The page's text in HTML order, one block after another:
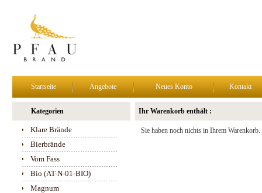
Startseite Angebote Neues Konto Kontakt
Kategorien
Klare Brände
Bierbrände
Vom Fass
Bio (AT-N-01-BIO)
Magnum
Ihr Warenkorb enthält :
Sie haben noch nichts in Ihrem Warenkorb.